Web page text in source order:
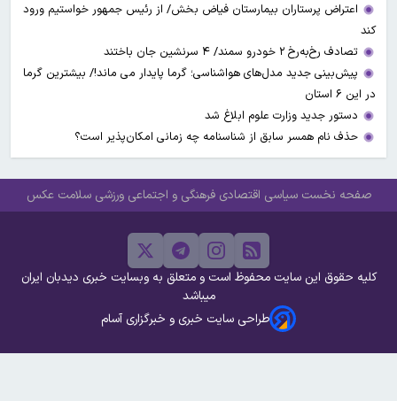
اعتراض پرستاران بیمارستان فیاض بخش/ از رئیس جمهور خواستیم ورود
کند
تصادف رخ‌به‌رخ ۲ خودرو سمند/ ۴ سرنشین جان باختند
پیش‌بینی جدید مدل‌های هواشناسی؛ گرما پایدار می ماند!/ بیشترین گرما
در این ۶ استان
دستور جدید وزارت علوم ابلاغ شد
حذف نام همسر سابق از شناسنامه چه زمانی امکان‌پذیر است؟
صفحه نخست سیاسی اقتصادی فرهنگی و اجتماعی ورزشی سلامت عکس
کلیه حقوق این سایت محفوظ است و متعلق به وبسایت خبری دیدبان ایران
میباشد
طراحی سایت خبری و خبرگزاری آسام